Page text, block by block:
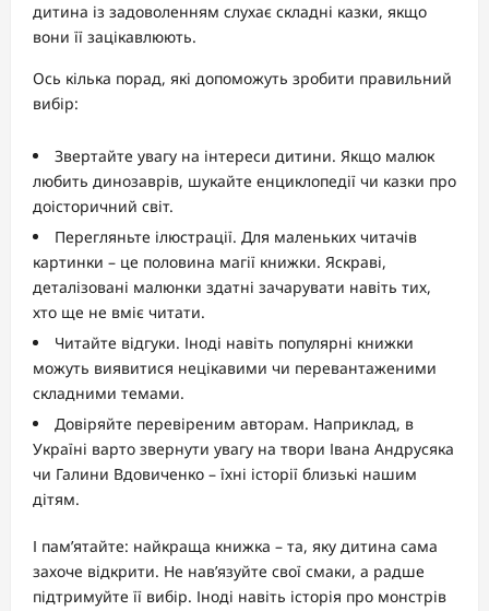
дитина із задоволенням слухає складні казки, якщо
вони її зацікавлюють.
Ось кілька порад, які допоможуть зробити правильний
вибір:
Звертайте увагу на інтереси дитини. Якщо малюк
любить динозаврів, шукайте енциклопедії чи казки про
доісторичний світ.
Перегляньте ілюстрації. Для маленьких читачів
картинки – це половина магії книжки. Яскраві,
деталізовані малюнки здатні зачарувати навіть тих,
хто ще не вміє читати.
Читайте відгуки. Іноді навіть популярні книжки
можуть виявитися нецікавими чи перевантаженими
складними темами.
Довіряйте перевіреним авторам. Наприклад, в
Україні варто звернути увагу на твори Івана Андрусяка
чи Галини Вдовиченко – їхні історії близькі нашим
дітям.
І пам’ятайте: найкраща книжка – та, яку дитина сама
захоче відкрити. Не нав’язуйте свої смаки, а радше
підтримуйте її вибір. Іноді навіть історія про монстрів